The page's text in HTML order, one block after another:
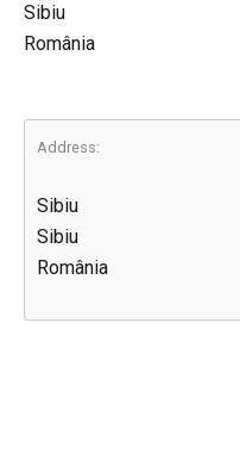
Sibiu
România
Address:
Sibiu
Sibiu
România